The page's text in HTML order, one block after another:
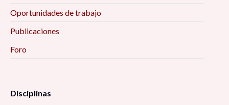
Oportunidades de trabajo
Publicaciones
Foro
Disciplinas